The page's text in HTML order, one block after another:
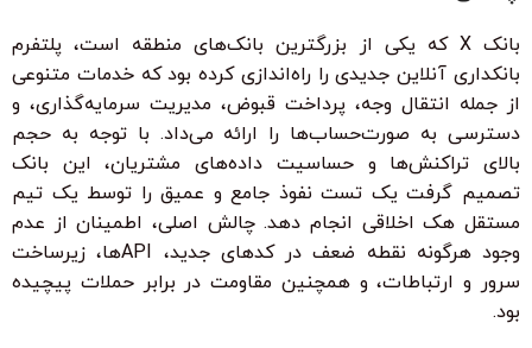
بانک X که یکی از بزرگترین بانک‌های منطقه است، پلتفرم
بانکداری آنلاین جدیدی را راه‌اندازی کرده بود که خدمات متنوعی
از جمله انتقال وجه، پرداخت قبوض، مدیریت سرمایه‌گذاری، و
دسترسی به صورت‌حساب‌ها را ارائه می‌داد. با توجه به حجم
بالای تراکنش‌ها و حساسیت داده‌های مشتریان، این بانک
تصمیم گرفت یک تست نفوذ جامع و عمیق را توسط یک تیم
مستقل هک اخلاقی انجام دهد. چالش اصلی، اطمینان از عدم
وجود هرگونه نقطه ضعف در کدهای جدید، APIها، زیرساخت
سرور و ارتباطات، و همچنین مقاومت در برابر حملات پیچیده
بود.